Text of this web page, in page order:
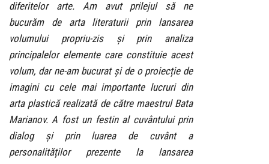
diferitelor arte. Am avut prilejul să ne
bucurăm de arta literaturii prin lansarea
volumului propriu-zis și prin analiza
principalelor elemente care constituie acest
volum, dar ne-am bucurat și de o proiecție de
imagini cu cele mai importante lucruri din
arta plastică realizată de către maestrul Bata
Marianov. A fost un festin al cuvântului prin
dialog și prin luarea de cuvânt a
personalităților prezente la lansarea